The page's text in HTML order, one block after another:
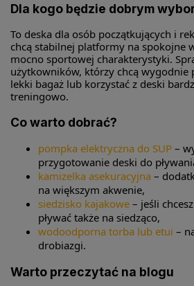
Dla kogo będzie dobrym
To deska dla osób początkujących i
chcą stabilnej platformy na spokojne
mocno sportowej charakterystyki.
użytkowników, którzy chcą wygodnie
lekki bagaż lub korzystać z deski
treningowo.
Co warto dobrać?
pompka elektryczna do SUP –
przygotowanie deski do
kamizelka asekuracyjna –
na większym akwenie,
siedzisko kajakowe – jeśli
pływać także na siedząco,
wodoodporna torba lub etui –
drobiazgi.
Warto przeczytać na blogu